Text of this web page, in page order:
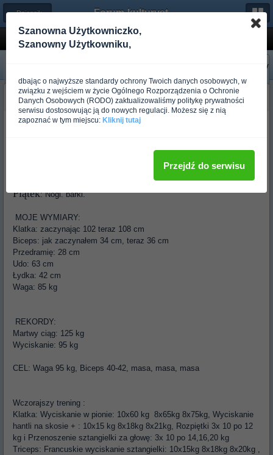
← Dzienniki treningowe Forum-kulturystyka.pl
DT Olosek
Poprzedni
Następny
»
Olosek
Ponad rok temu
Witam, nazywam się Mikołaj i 6 grudnia kończę 18 lat. Trenuję od
Piątek: Nogi. barki.
MOJE WYMIARY:
Klatka: zaczynając 102 teraz 108 cm
Biceps: jak zaczynałem 34 cm, teraz 36 cm
Przedramię: 28 cm
Udo: 63 cm
Łydka: 42 cm
Waga: 85 kg
REKORDY:
Martwy ciąg: 125 kg
Wyciskanie: 95 kg
CEL: Waga 95 kg, Biceps 40-42, masa, masa, masa
Wczorajszy trening :
Klatka: Wyciskanie w pionie: 10x60 kg 8x65kg 8x75kg, Wyciskanie
hantli na skosie + : 10x15 kg 8x18kg 8x21kg, Rozpiętki 3x 10 po 12
kg i Przenoszenie sztangielki za głowę: 3x 10 po 14,16,20 kg
Triceps: Francuskie wyciskanie sztangielki: 10x15kg 8x18kg 8x20kg ,
Szanowna Użytkowniczko,
Szanowny Użytkowniku,
dbając o najwyższe standardy ochrony Twoich danych osobowych, w
związku z wejściem w życie Ogólnego Rozporządzenia o Ochronie
Danych Osobowych (RODO) zaktualizowaliśmy politykę prywatności
serwisu dostosowując ją do nowych regulacji. Możesz się z nią
zapoznać w tym miejscu: Kliknij tutaj
Przejdź do serwisu